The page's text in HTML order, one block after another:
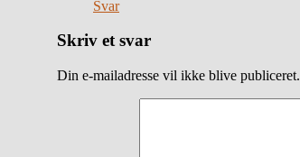
Svar
Skriv et svar
Din e-mailadresse vil ikke blive publiceret.